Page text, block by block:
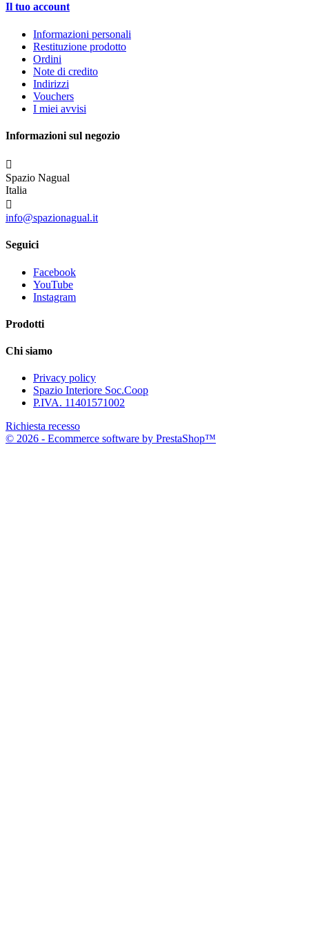
Il tuo account
Informazioni personali
Restituzione prodotto
Ordini
Note di credito
Indirizzi
Vouchers
I miei avvisi
Informazioni sul negozio

Spazio Nagual
Italia

info@spazionagual.it
Seguici
Facebook
YouTube
Instagram
Prodotti
Chi siamo
Privacy policy
Spazio Interiore Soc.Coop
P.IVA. 11401571002
Richiesta recesso
© 2026 - Ecommerce software by PrestaShop™